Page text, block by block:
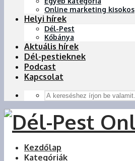
Online marketing kisokos
Helyi hírek
Dél-Pest
Kőbánya
Aktuális hírek
Dél-pestieknek
Podcast
Kapcsolat
Kezdőlap
Kategóriák